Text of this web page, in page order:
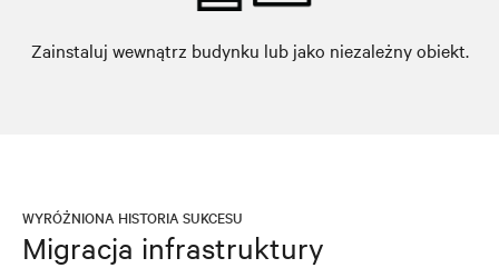
Zainstaluj wewnątrz budynku lub jako niezależny obiekt.
WYRÓŻNIONA HISTORIA SUKCESU
Migracja infrastruktury